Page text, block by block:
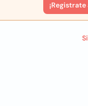
¡Registrate